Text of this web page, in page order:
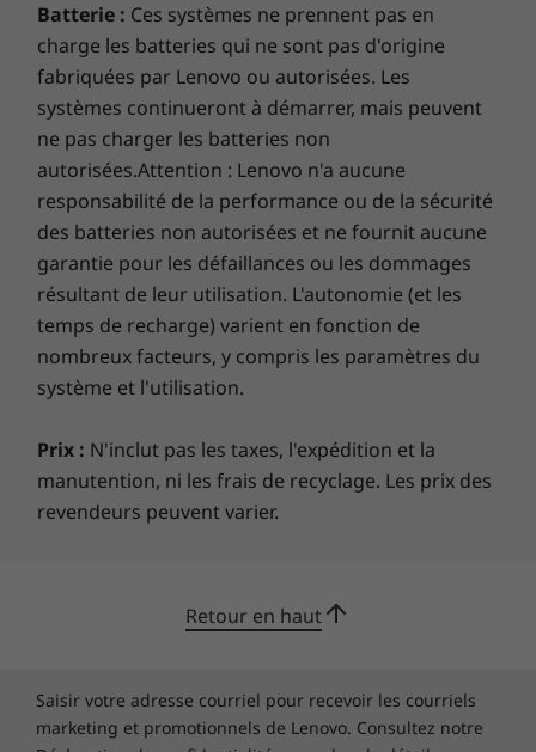
With our next-gen Intelligent Cooling Engine
(ICE) 4.0, the ThinkCentre M90a delivers
unparalleled efficiency using three different
modes. Best Performance (BP) Mode provides
a 15% power increase to your system. (BE)
Mode provides a quieter experience, running 3
decibels lower than BP Mode. Full Speed Mode
provides maximum cooling to prevent your
system from running hot.
2 x 2.5” HDD (1 default, 1 optional for ODD bay)
Green Certifications
EPEAT®Silver
Energy Star®8.0*
TCO 8.0
RoHS compliant
65% PCC
ICE
Eye Comfort
TÜV Ultra Low Noise
*Not supported on ePrivacy models
150W for integrated graphics
170W for discrete graphics support
Office 365 30-day free trial
Cortana 3.1 Premium
Batterie : Ces systèmes ne prennent pas en
charge les batteries qui ne sont pas d'origine
fabriquées par Lenovo ou autorisées. Les
systèmes continueront à démarrer, mais peuvent
ne pas charger les batteries non
autorisées.Attention : Lenovo n'a aucune
responsabilité de la performance ou de la sécurité
des batteries non autorisées et ne fournit aucune
garantie pour les défaillances ou les dommages
résultant de leur utilisation. L'autonomie (et les
temps de recharge) varient en fonction de
nombreux facteurs, y compris les paramètres du
système et l'utilisation.
Prix : N'inclut pas les taxes, l'expédition et la
manutention, ni les frais de recyclage. Les prix des
revendeurs peuvent varier.
Retour en haut
Saisir votre adresse courriel pour recevoir les courriels
marketing et promotionnels de Lenovo. Consultez notre